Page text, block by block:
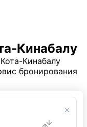
Кинабалу
Кинабалу
бронирования